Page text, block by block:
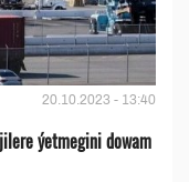
20.10.2023 - 13:40
ýetmegini dowam